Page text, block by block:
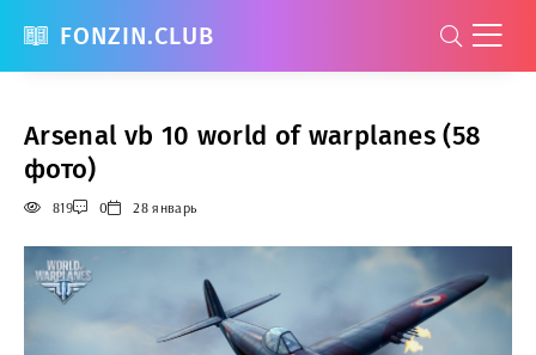
FONZIN.CLUB
Arsenal vb 10 world of warplanes (58
фото)
819 0 28 январь